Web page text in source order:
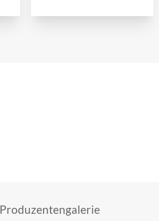
Produzentengalerie